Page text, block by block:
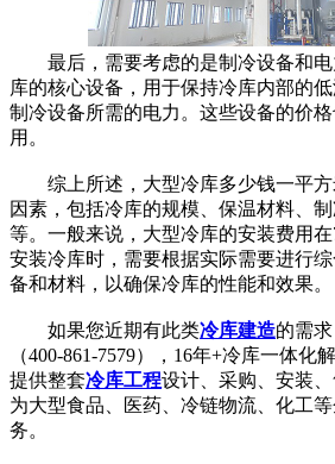
最后，需要考虑的是制冷设备和电
库的核心设备，用于保持冷库内部的
制冷设备所需的电力。这些设备的价
用。
综上所述，大型冷库多少钱一平方
因素，包括冷库的规模、保温材料、
等。一般来说，大型冷库的安装费用在
安装冷库时，需要根据实际需要进行
备和材料，以确保冷库的性能和效果。
如果您近期有此类冷库建造的需
（400-861-7579），16年+冷库一体化
提供整套冷库工程设计、采购、安装
为大型食品、医药、冷链物流、化工
务。